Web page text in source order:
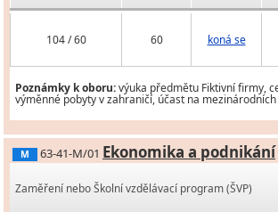
104 / 60 60 koná se
Poznámky k oboru:výuka předmětu Fiktivní firmy,
výměnné pobyty v zahraničí, účast na
M 63-41-M/01 Ekonomika a podnikání
Zaměření nebo Školní vzdělávací program (ŠVP)